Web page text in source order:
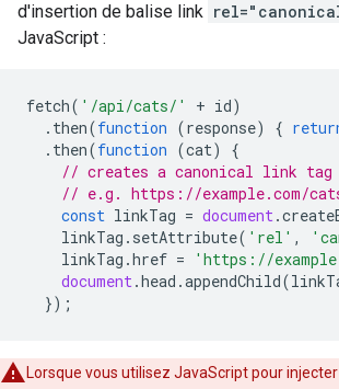
d'insertion de balise link
JavaScript :
fetch( '/api/cats/' + id)
. then(function (response) {
. then(function (cat)
{
// creates a canonical link tag
// e.g. https://example.com/
const linkTag = document.
linkTag . setAttribute( 'rel' ,
linkTag .href = 'https://
document.head .appendChild(
});
Lorsque vous utilisez JavaScript pour